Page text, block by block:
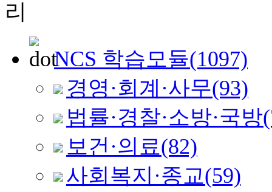
NCS 학습모듈(1097)
경영·회계·사무(93)
법률·경찰·소방·국방
보건·의료(82)
사회복지·종교(59)